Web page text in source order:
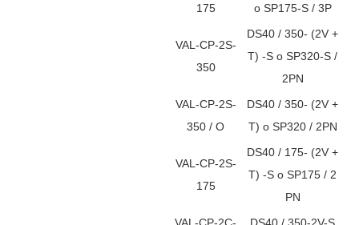
175
o SP175-S / 3P
VAL-CP-2S-
350
DS40 / 350- (2V +
T) -S o SP320-S /
2PN
VAL-CP-2S-
350 / O
DS40 / 350- (2V +
T) o SP320 / 2PN
VAL-CP-2S-
175
DS40 / 175- (2V +
T) -S o SP175 / 2
PN
VAL-CP-2C-
DS40 / 350-2V-S